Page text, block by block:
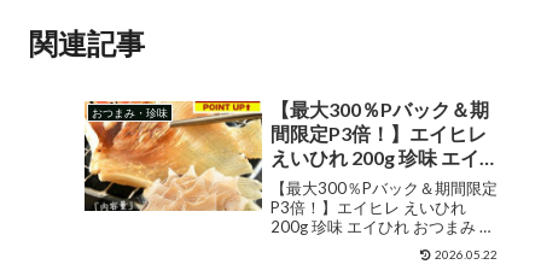
関連記事
おつまみ・珍味
【最大300％Pバック＆期
間限定P3倍！】エイヒレ
えいひれ 200g 珍味 エイひ
れ おつまみ グルメ 食べ物
つまみ 美味しい 酒のつま
み 酒の肴 やみつき 低カロ
リー コラーゲン 贈り物 手
【最大300％Pバック＆期間限定
P3倍！】エイヒレ えいひれ
200g 珍味 エイひれ おつまみ グ
ルメ 食べ物 つまみ 美味しい 酒の
つまみ 酒の肴 やみつき 低カロリ
2026.05.22